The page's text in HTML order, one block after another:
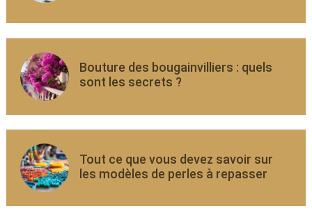
Bouture des bougainvilliers : quels
sont les secrets ?
Tout ce que vous devez savoir sur
les modèles de perles à repasser